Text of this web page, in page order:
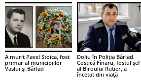
A murit Pavel Stoica, fost
primar al municipiilor
Vaslui și Bârlad
Doliu în Poliția Bârlad.
Costică Fînaru, fostul șef
al Biroului Rutier, a
încetat din viață